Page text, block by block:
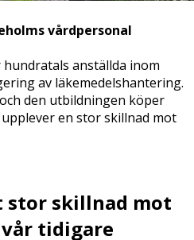
vårdpersonal
anställda inom
av läkemedelshantering.
den utbildningen köper
en stor skillnad mot
stor skillnad mot
tidigare